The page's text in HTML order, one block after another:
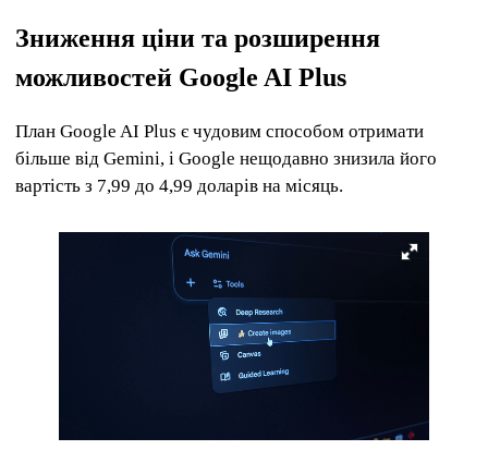
Зниження ціни та розширення
можливостей Google AI Plus
План Google AI Plus є чудовим способом отримати
більше від Gemini, і Google нещодавно знизила його
вартість з 7,99 до 4,99 доларів на місяць.